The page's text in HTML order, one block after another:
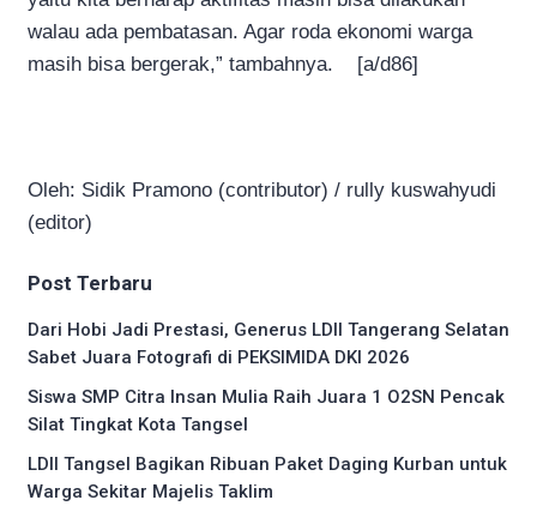
walau ada pembatasan. Agar roda ekonomi warga
masih bisa bergerak,” tambahnya. [a/d86]
Oleh: Sidik Pramono (contributor) / rully kuswahyudi
(editor)
Post Terbaru
Dari Hobi Jadi Prestasi, Generus LDII Tangerang Selatan
Sabet Juara Fotografi di PEKSIMIDA DKI 2026
Siswa SMP Citra Insan Mulia Raih Juara 1 O2SN Pencak
Silat Tingkat Kota Tangsel
LDII Tangsel Bagikan Ribuan Paket Daging Kurban untuk
Warga Sekitar Majelis Taklim